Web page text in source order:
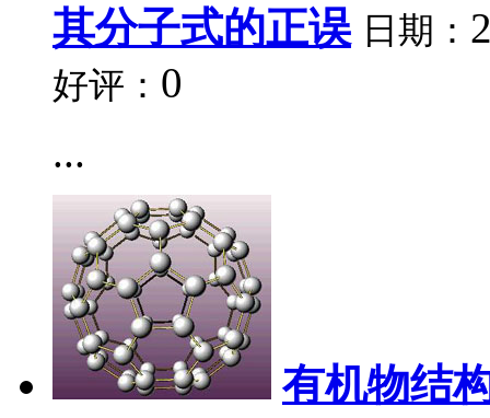
其分子式的正误 日期：
好评： 0
...
有机物结